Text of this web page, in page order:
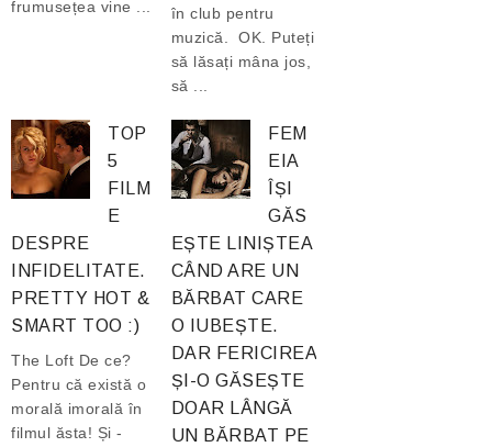
frumusețea vine ...
în club pentru
muzică. OK. Puteți
să lăsați mâna jos,
să ...
TOP
5
FILM
E
DESPRE
INFIDELITATE.
PRETTY HOT &
SMART TOO :)
The Loft De ce?
Pentru că există o
morală imorală în
filmul ăsta! Și -
FEM
EIA
ÎȘI
GĂS
EȘTE LINIȘTEA
CÂND ARE UN
BĂRBAT CARE
O IUBEȘTE.
DAR FERICIREA
ȘI-O GĂSEȘTE
DOAR LÂNGĂ
UN BĂRBAT PE